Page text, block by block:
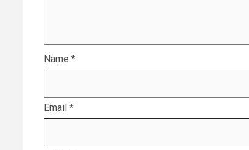
Name *
Email *